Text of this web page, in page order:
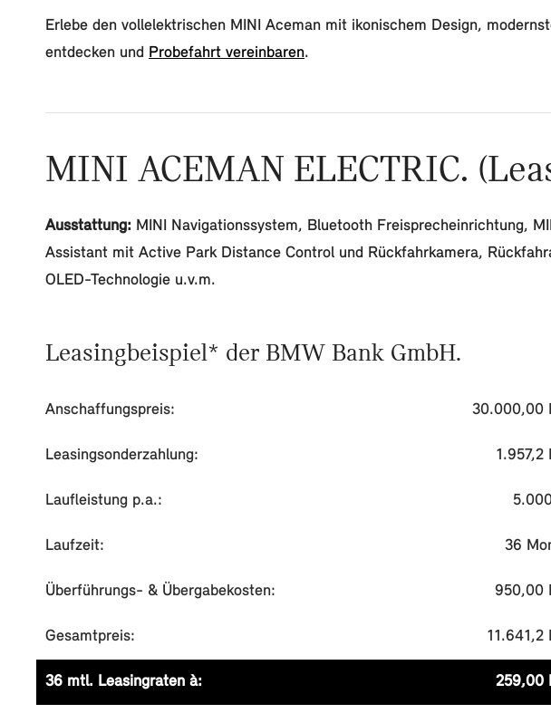
Erlebe den vollelektrischen MINI Aceman mit ikonischem Design,
entdecken und Probefahrt vereinbaren.
MINI ACEMAN ELECTRIC.
Ausstattung: MINI Navigationssystem, Bluetooth Freisprecheinrichtung,
Assistant mit Active Park Distance Control und Rückfahrkamera,
OLED-Technologie u.v.m.
Leasingbeispiel* der BMW Bank GmbH.
Anschaffungspreis: 30.000,00
Leasingsonderzahlung: 1.957,2
Laufleistung p.a.:
Laufzeit: 36
Überführungs- & Übergabekosten: 950,00
Gesamtpreis: 11.641,2
36 mtl. Leasingraten à: 259,00